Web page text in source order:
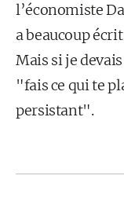
l’économiste
a beaucoup
Mais si je
"fais ce qui te
persistant".